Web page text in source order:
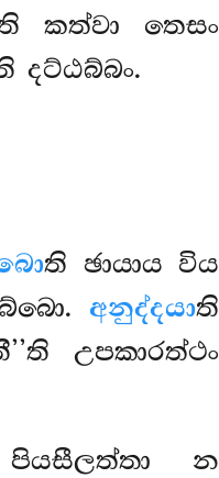
කත්වා තෙසං
දට්ඨබ්බං.
ති ඡායාය විය
අනුද්දයාති
උපකාරත්ථං
පියසීලත්තා න